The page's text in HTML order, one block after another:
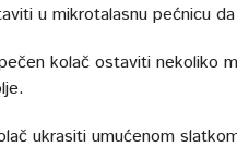
u mikrotalasnu pećnicu
kolač ostaviti nekoliko
ukrasiti umućenom